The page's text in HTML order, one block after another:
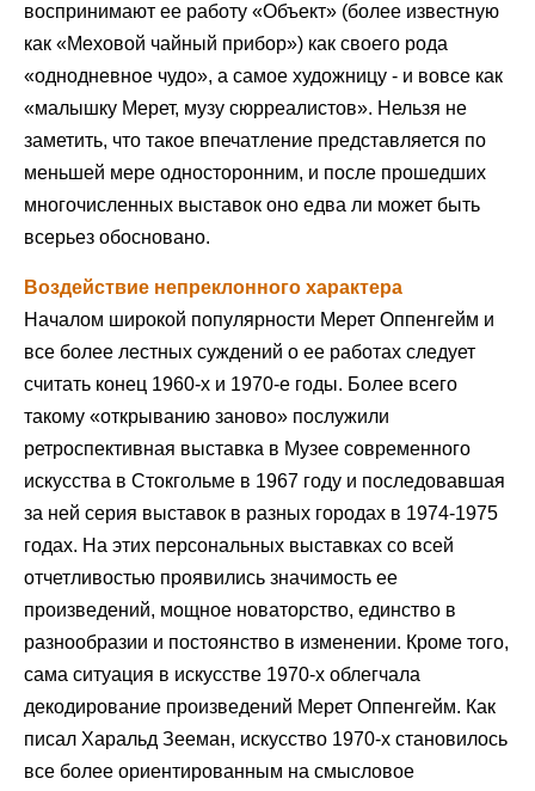
воспринимают ее работу «Объект» (более известную
как «Меховой чайный прибор») как своего рода
«однодневное чудо», а самое художницу - и вовсе как
«малышку Мерет, музу сюрреалистов». Нельзя не
заметить, что такое впечатление представляется по
меньшей мере односторонним, и после прошедших
многочисленных выставок оно едва ли может быть
всерьез обосновано.
Воздействие непреклонного характера
Началом широкой популярности Мерет Оппенгейм и
все более лестных суждений о ее работах следует
считать конец 1960-х и 1970-е годы. Более всего
такому «открыванию заново» послужили
ретроспективная выставка в Музее современного
искусства в Стокгольме в 1967 году и последовавшая
за ней серия выставок в разных городах в 1974-1975
годах. На этих персональных выставках со всей
отчетливостью проявились значимость ее
произведений, мощное новаторство, единство в
разнообразии и постоянство в изменении. Кроме того,
сама ситуация в искусстве 1970-х облегчала
декодирование произведений Мерет Оппенгейм. Как
писал Харальд Зееман, искусство 1970-х становилось
все более ориентированным на смысловое